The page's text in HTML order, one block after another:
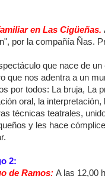
en Las Cigüeñas.
por la compañía Ñas.
que nace de
que nos adentra a un
por todos: La bruja, La
oral, la
técnicas teatrales,
y les hace
2:
de Ramos: A las 12,00